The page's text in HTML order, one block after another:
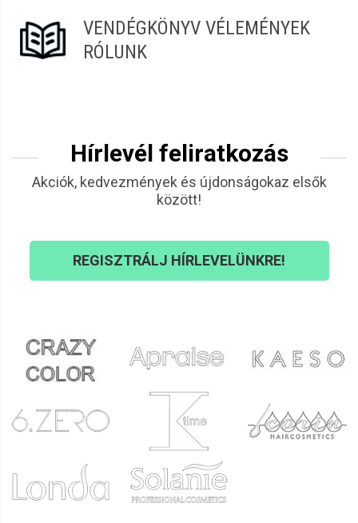
VENDÉGKÖNYV VÉLEMÉNYEK
RÓLUNK
Hírlevél feliratkozás
Akciók, kedvezmények és újdonságokaz elsők
között!
REGISZTRÁLJ HÍRLEVELÜNKRE!